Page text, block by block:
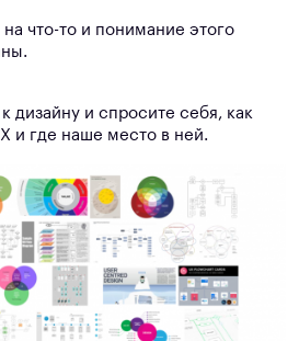
что-то и понимание этого
дизайну и спросите себя, как
и где наше место в ней.